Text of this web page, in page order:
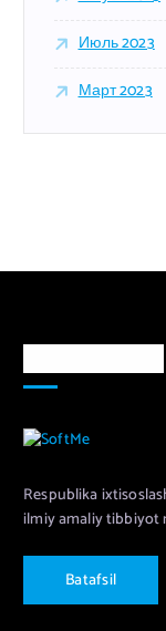
Июль 2023
Март 2023
Respublika
ilmiy amaliy tibbiyot
Batafsil